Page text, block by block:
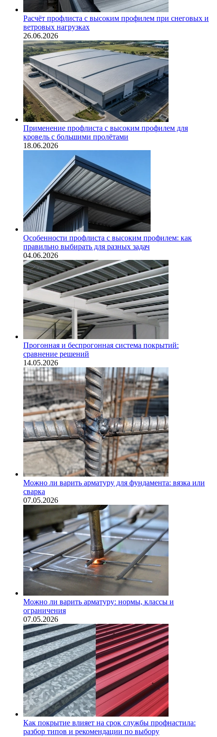
Расчёт профлиста с высоким профилем при снеговых и
ветровых нагрузках
26.06.2026
Применение профлиста с высоким профилем для
кровель с большими пролётами
18.06.2026
Особенности профлиста с высоким профилем: как
правильно выбирать для разных задач
04.06.2026
Прогонная и беспрогонная система покрытий:
сравнение решений
14.05.2026
Можно ли варить арматуру для фундамента: вязка или
сварка
07.05.2026
Можно ли варить арматуру: нормы, классы и
ограничения
07.05.2026
Как покрытие влияет на срок службы профнастила:
разбор типов и рекомендации по выбору